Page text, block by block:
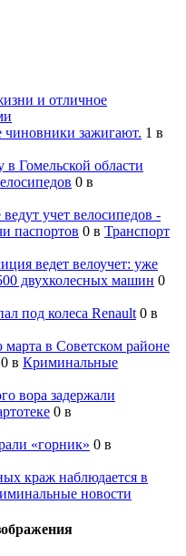
и отличное
чиновники зажигают. 1 в
Гомельской области
0 в
учет велосипедов -
паспортов 0 в Транспорт
ведет велоучет: уже
двухколесных машин 0
под колеса Renault 0 в
в Советском районе
0 в Криминальные
вора задержали
0 в
«горник» 0 в
краж наблюдается в
новости